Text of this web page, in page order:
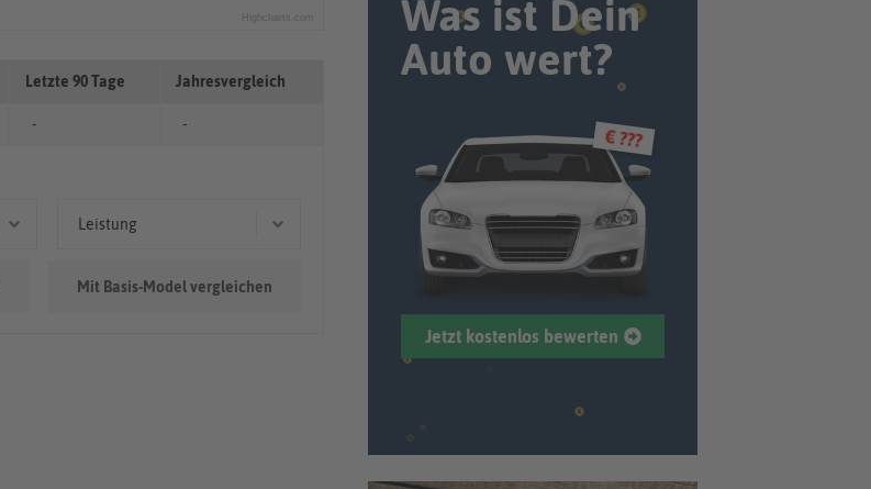
Highcharts.com
Letzte 90 Tage Jahresvergleich
- -
Leistung
Mit Basis-Model vergleichen
Was ist Dein
Auto wert?
€ ???
Jetzt kostenlos bewerten